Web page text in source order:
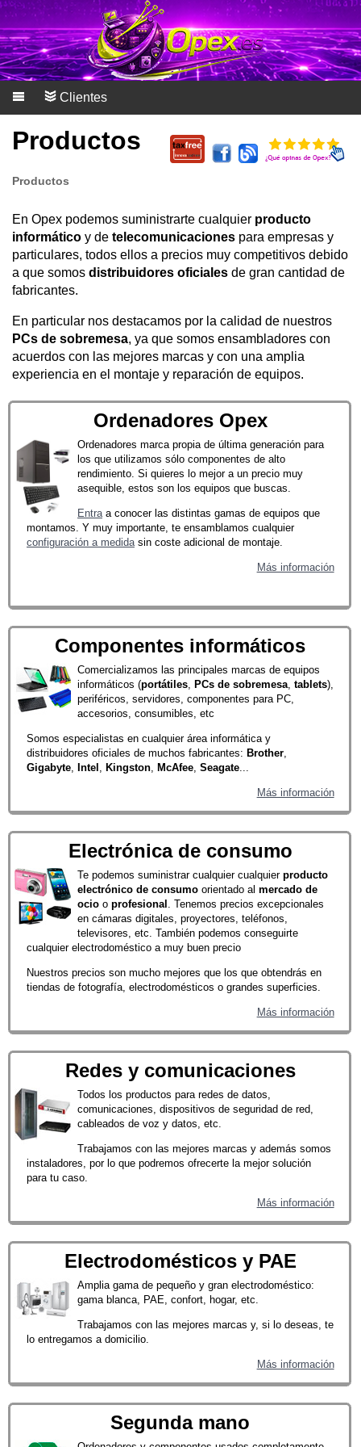
Clientes
Productos
Productos
En Opex podemos suministrarte cualquier producto
informático y de telecomunicaciones para empresas y
particulares, todos ellos a precios muy competitivos debido
a que somos distribuidores oficiales de gran cantidad de
fabricantes.
En particular nos destacamos por la calidad de nuestros
PCs de sobremesa, ya que somos ensambladores con
acuerdos con las mejores marcas y con una amplia
experiencia en el montaje y reparación de equipos.
Ordenadores Opex
Ordenadores marca propia de última generación para
los que utilizamos sólo componentes de alto
rendimiento. Si quieres lo mejor a un precio muy
asequible, estos son los equipos que buscas.
Entraa conocer las distintas gamas de equipos que
montamos. Y muy importante, te ensamblamos cualquier
configuración a medidasin coste adicional de montaje.
Más información
Componentes informáticos
Comercializamos las principales marcas de equipos
informáticos (portátiles, PCs de sobremesa, tablets),
periféricos, servidores, componentes para PC,
accesorios, consumibles, etc
Somos especialistas en cualquier área informática y
distribuidores oficiales de muchos fabricantes: Brother,
Gigabyte, Intel , Kingston, McAfee, Seagate...
Más información
Electrónica de consumo
Te podemos suministrar cualquier cualquier producto
electrónico de consumo orientado al mercado de
ocio o profesional . Tenemos precios excepcionales
en cámaras digitales, proyectores, teléfonos,
televisores, etc. También podemos conseguirte
cualquier electrodoméstico a muy buen precio
Nuestros precios son mucho mejores que los que obtendrás en
tiendas de fotografía, electrodomésticos o grandes superficies.
Más información
Redes y comunicaciones
Todos los productos para redes de datos,
comunicaciones, dispositivos de seguridad de red,
cableados de voz y datos, etc.
Trabajamos con las mejores marcas y además somos
instaladores, por lo que podremos ofrecerte la mejor solución
para tu caso.
Más información
Electrodomésticos y PAE
Amplia gama de pequeño y gran electrodoméstico:
gama blanca, PAE, confort, hogar, etc.
Trabajamos con las mejores marcas y, si lo deseas, te
lo entregamos a domicilio.
Más información
Segunda mano